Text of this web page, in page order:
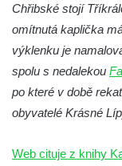
Bývalý kostel
náměstí J. V.
Kaple na
Márnice na
Kostel svatého
Chřibské stojí
omítnutá kaplička
výklenku je
spolu s nedalekou
po které v době
obyvatelé Krásné
Web cituje z knihy